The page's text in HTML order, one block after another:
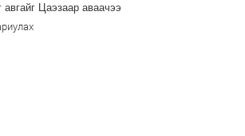
авгайг Цаэзаар аваачээ